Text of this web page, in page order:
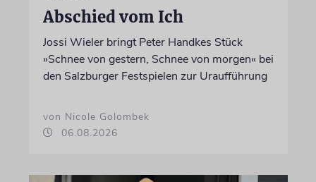
Abschied vom Ich
Jossi Wieler bringt Peter Handkes Stück
»Schnee von gestern, Schnee von morgen« bei
den Salzburger Festspielen zur Uraufführung
von Nicole Golombek
06.08.2026